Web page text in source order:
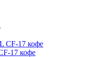
17 кофе